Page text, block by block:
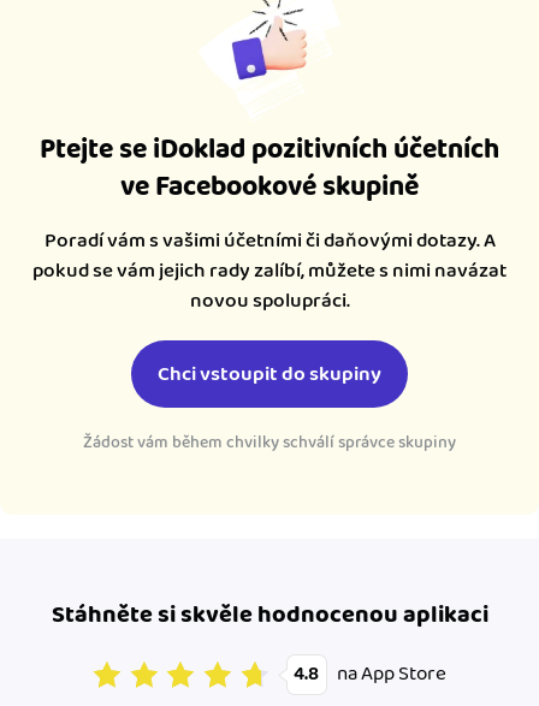
Ptejte se iDoklad pozitivních účetních
ve Facebookové skupině
Poradí vám s vašimi účetními či daňovými dotazy. A
pokud se vám jejich rady zalíbí, můžete s nimi navázat
novou spolupráci.
Chci vstoupit do skupiny
Žádost vám během chvilky schválí správce skupiny
Stáhněte si skvěle hodnocenou aplikaci
4.8 na App Store